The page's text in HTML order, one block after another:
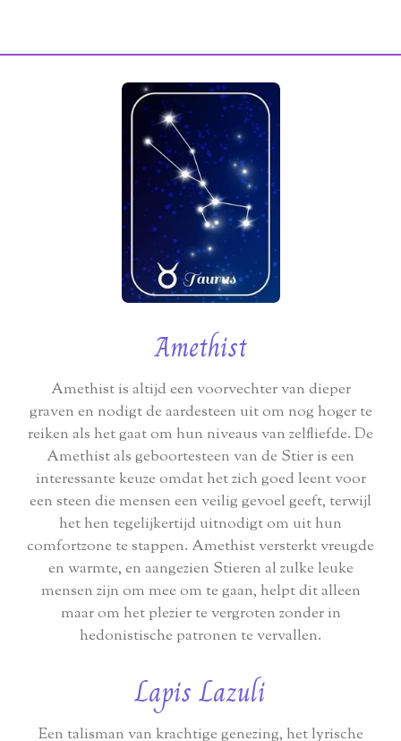
Amethist
Amethist is altijd een voorvechter van dieper
graven en nodigt de aardesteen uit om nog hoger te
reiken als het gaat om hun niveaus van zelfliefde. De
Amethist als geboortesteen van de Stier is een
interessante keuze omdat het zich goed leent voor
een steen die mensen een veilig gevoel geeft, terwijl
het hen tegelijkertijd uitnodigt om uit hun
comfortzone te stappen. Amethist versterkt vreugde
en warmte, en aangezien Stieren al zulke leuke
mensen zijn om mee om te gaan, helpt dit alleen
maar om het plezier te vergroten zonder in
hedonistische patronen te vervallen.
Lapis Lazuli
Een talisman van krachtige genezing, het lyrische